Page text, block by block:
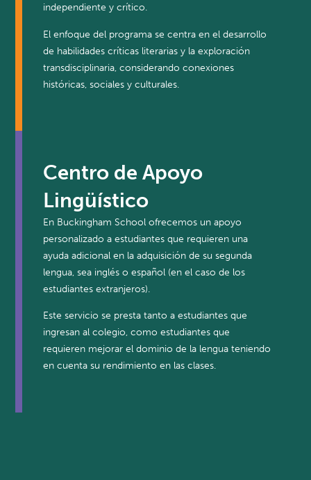
independiente y crítico.
El enfoque del programa se centra en el desarrollo
de habilidades críticas literarias y la exploración
transdisciplinaria, considerando conexiones
históricas, sociales y culturales.
Centro de Apoyo
Lingüístico
En Buckingham School ofrecemos un apoyo
personalizado a estudiantes que requieren una
ayuda adicional en la adquisición de su segunda
lengua, sea inglés o español (en el caso de los
estudiantes extranjeros).
Este servicio se presta tanto a estudiantes que
ingresan al colegio, como estudiantes que
requieren mejorar el dominio de la lengua teniendo
en cuenta su rendimiento en las clases.